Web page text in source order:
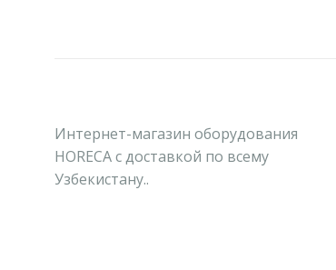
Интернет-магазин оборудования
HORECA с доставкой по всему
Узбекистану..